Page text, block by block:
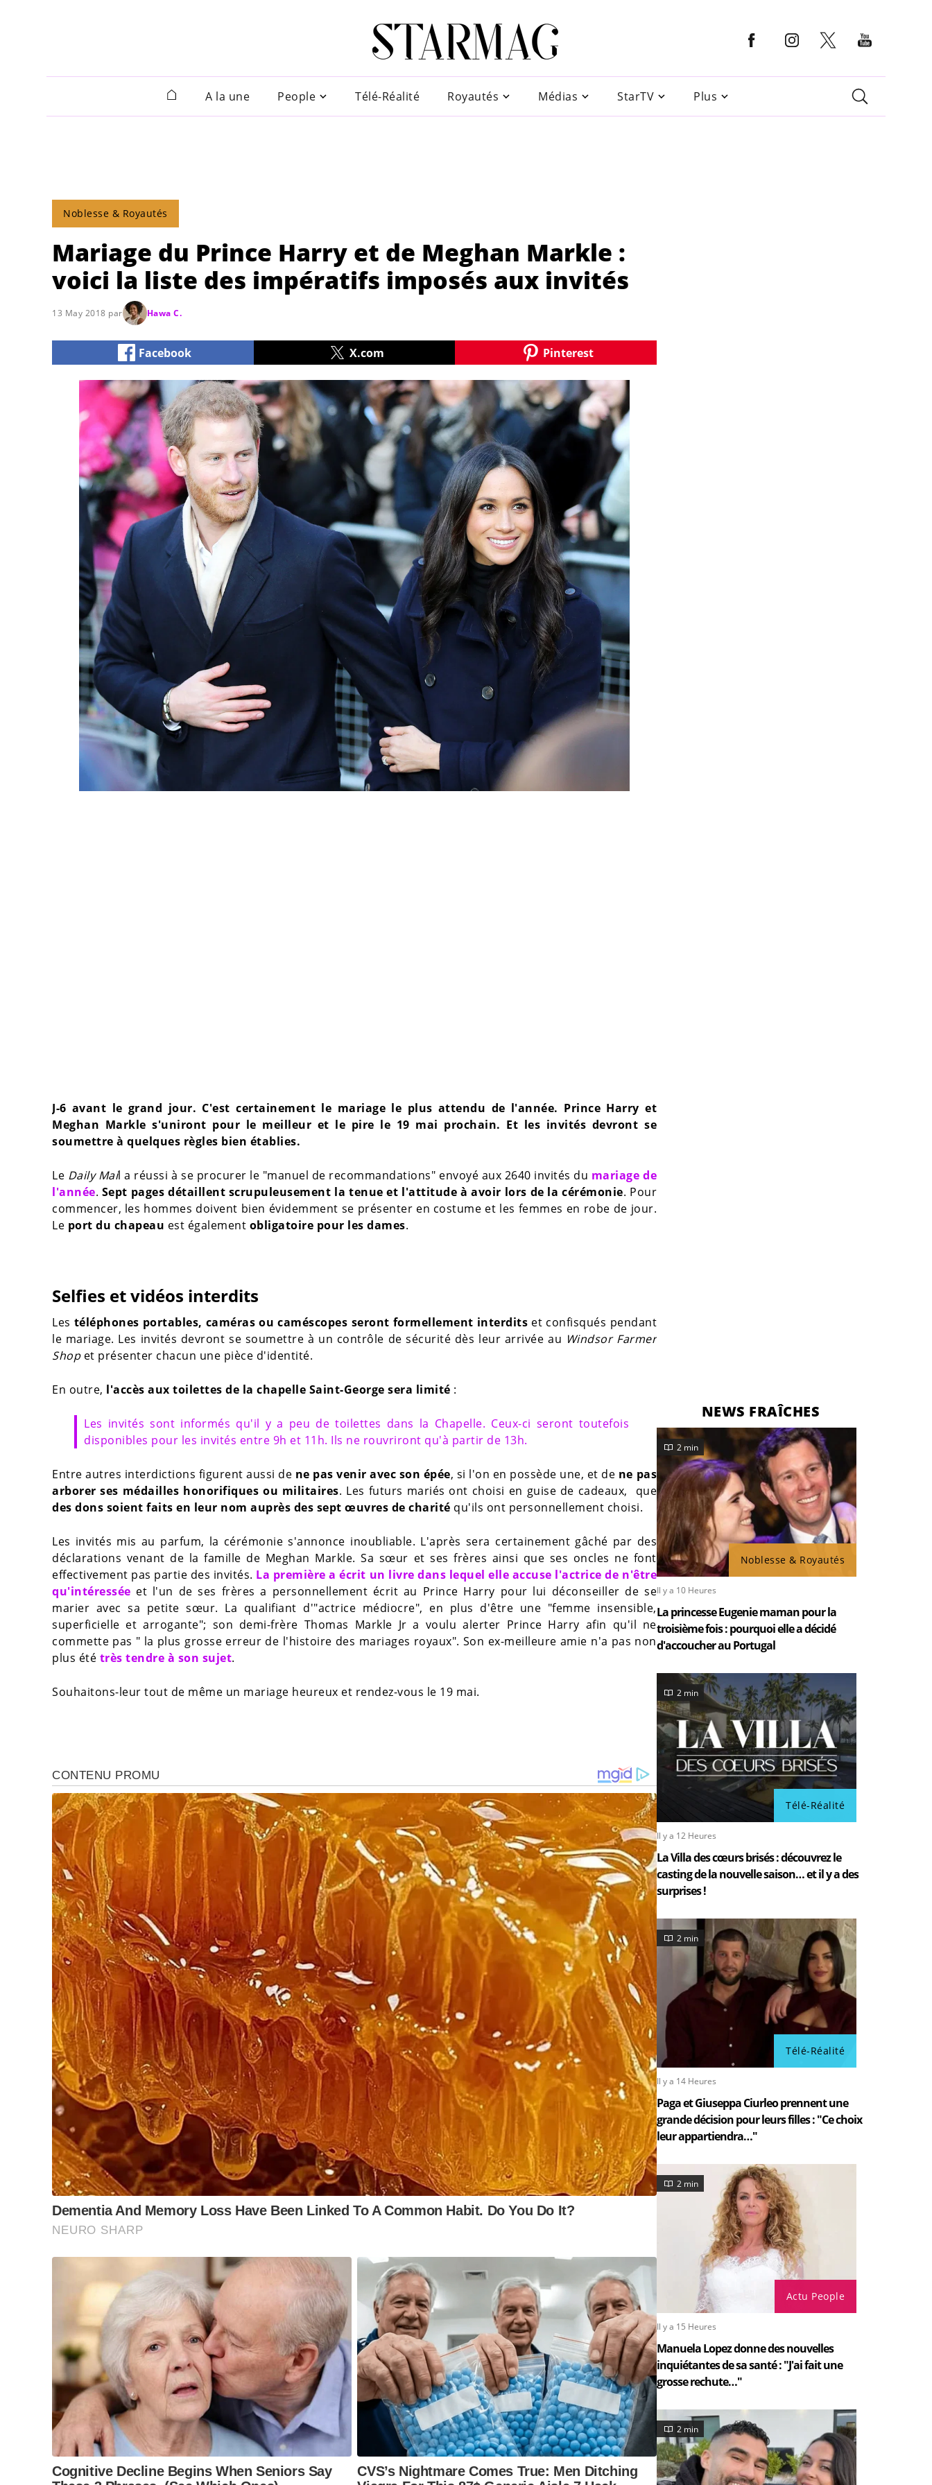
A la une People Télé-Réalité Royautés Médias StarTV Plus
Noblesse & Royautés
Mariage du Prince Harry et de Meghan Markle :
voici la liste des impératifs imposés aux invités
13 May 2018 par Hawa C.
Facebook X.com Pinterest
J-6 avant le grand jour. C'est certainement le mariage le plus attendu de l'année. Prince Harry et
Meghan Markle s'uniront pour le meilleur et le pire le 19 mai prochain. Et les invités devront se
soumettre à quelques règles bien établies.
Le Daily Mail a réussi à se procurer le "manuel de recommandations" envoyé aux 2640 invités du mariage de
l'année. Sept pages détaillent scrupuleusement la tenue et l'attitude à avoir lors de la cérémonie. Pour
commencer, les hommes doivent bien évidemment se présenter en costume et les femmes en robe de jour.
Le port du chapeau est également obligatoire pour les dames.
Selfies et vidéos interdits
Les téléphones portables, caméras ou caméscopes seront formellement interdits et confisqués pendant
le mariage. Les invités devront se soumettre à un contrôle de sécurité dès leur arrivée au Windsor Farmer
Shop et présenter chacun une pièce d'identité.
En outre, l'accès aux toilettes de la chapelle Saint-George sera limité :
Les invités sont informés qu'il y a peu de toilettes dans la Chapelle. Ceux-ci seront toutefois
disponibles pour les invités entre 9h et 11h. Ils ne rouvriront qu'à partir de 13h.
Entre autres interdictions figurent aussi de ne pas venir avec son épée, si l'on en possède une, et de ne pas
arborer ses médailles honorifiques ou militaires. Les futurs mariés ont choisi en guise de cadeaux, que
des dons soient faits en leur nom auprès des sept œuvres de charité qu'ils ont personnellement choisi.
Les invités mis au parfum, la cérémonie s'annonce inoubliable. L'après sera certainement gâché par des
déclarations venant de la famille de Meghan Markle. Sa sœur et ses frères ainsi que ses oncles ne font
effectivement pas partie des invités. La première a écrit un livre dans lequel elle accuse l'actrice de n'être
qu'intéressée et l'un de ses frères a personnellement écrit au Prince Harry pour lui déconseiller de se
marier avec sa petite sœur. La qualifiant d'"actrice médiocre", en plus d'être une "femme insensible,
superficielle et arrogante"; son demi-frère Thomas Markle Jr a voulu alerter Prince Harry afin qu'il ne
commette pas " la plus grosse erreur de l'histoire des mariages royaux". Son ex-meilleure amie n'a pas non
plus été très tendre à son sujet.
Souhaitons-leur tout de même un mariage heureux et rendez-vous le 19 mai.
NEWS FRAÎCHES
Noblesse & Royautés
2 min
Il y a 10 Heures
La princesse Eugenie maman pour la
troisième fois : pourquoi elle a décidé
d'accoucher au Portugal
Télé-Réalité
2 min
Il y a 12 Heures
La Villa des cœurs brisés : découvrez le
casting de la nouvelle saison… et il y a des
surprises !
Télé-Réalité
2 min
Il y a 14 Heures
Paga et Giuseppa Ciurleo prennent une
grande décision pour leurs filles : "Ce choix
leur appartiendra…"
Actu People
2 min
Il y a 15 Heures
Manuela Lopez donne des nouvelles
inquiétantes de sa santé : "J'ai fait une
grosse rechute…"
2 min